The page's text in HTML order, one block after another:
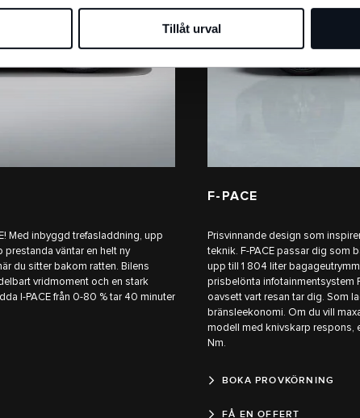
Tillåt urval
Med inbyggd trefasladdning, upp
väntar en helt ny
du sitter bakom ratten. Bilens
vridmoment och en stark
I-PACE från 0-80 % tar 40 minuter
F-PACE
Prisvinnande design som
teknik. F-PACE passar dig som
upp till 1 804 liter
prisbelönta infotainmentsystem
oavsett vart resan tar dig. Som
bränsleekonomi. Om du vill
modell med knivskarp
Nm.
BOKA PROVKÖRNING
FÅ EN OFFERT